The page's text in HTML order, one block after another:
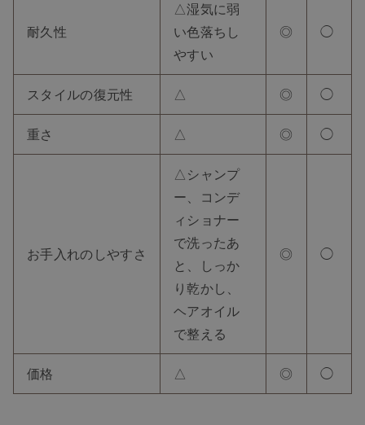
耐久性
△湿気に弱
い色落ちし
やすい
◎ ◯
スタイルの復元性 △ ◎ ◯
重さ △ ◎ ◯
お手入れのしやすさ
△シャンプ
ー、コンデ
ィショナー
で洗ったあ
と、しっか
り乾かし、
ヘアオイル
で整える
◎ ◯
価格 △ ◎ ◯